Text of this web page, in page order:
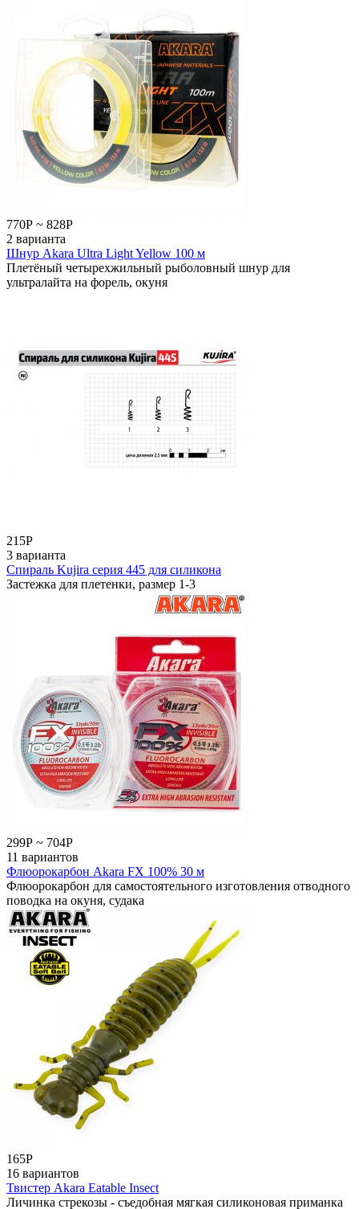
770Р ~ 828Р
2 варианта
Шнур Akara Ultra Light Yellow 100 м
Плетёный четырехжильный рыболовный шнур для
ультралайта на форель, окуня
215Р
3 варианта
Спираль Kujira серия 445 для силикона
Застежка для плетенки, размер 1-3
299Р ~ 704Р
11 вариантов
Флюорокарбон Akara FX 100% 30 м
Флюорокарбон для самостоятельного изготовления отводного
поводка на окуня, судака
165Р
16 вариантов
Твистер Akara Eatable Insect
Личинка стрекозы - съедобная мягкая силиконовая приманка